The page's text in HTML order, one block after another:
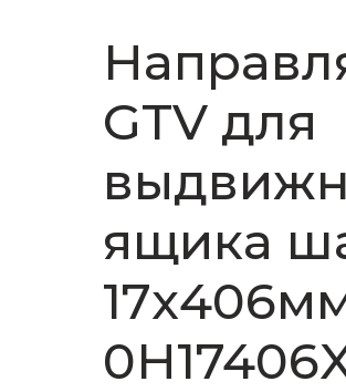
GTV для
ящика